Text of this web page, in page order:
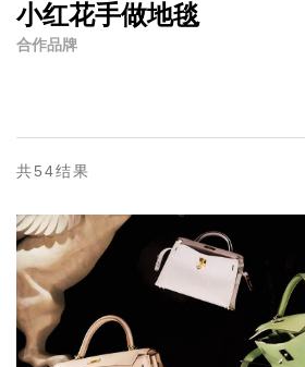
小红花手做地毯
合作品牌
共54结果